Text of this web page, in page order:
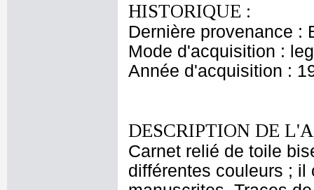
HISTORIQUE :
Dernière provenance :
Mode d'acquisition :
Année d'acquisition :
DESCRIPTION DE
Carnet relié de toile
différentes couleurs ; il